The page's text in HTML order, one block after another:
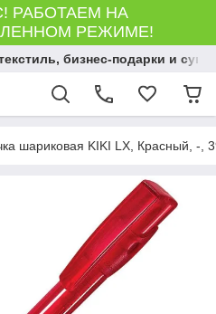
РАБОТАЕМ НА
РЕЖИМЕ!
бизнес-подарки и
шариковая KIKI LX, Красный, -,